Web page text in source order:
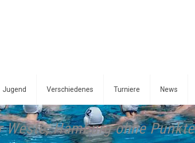
Jugend Verschiedenes Turniere News
Hamburg ohne Punkte